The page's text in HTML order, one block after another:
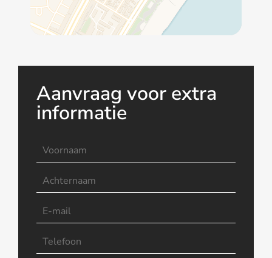
Aanvraag voor extra
informatie